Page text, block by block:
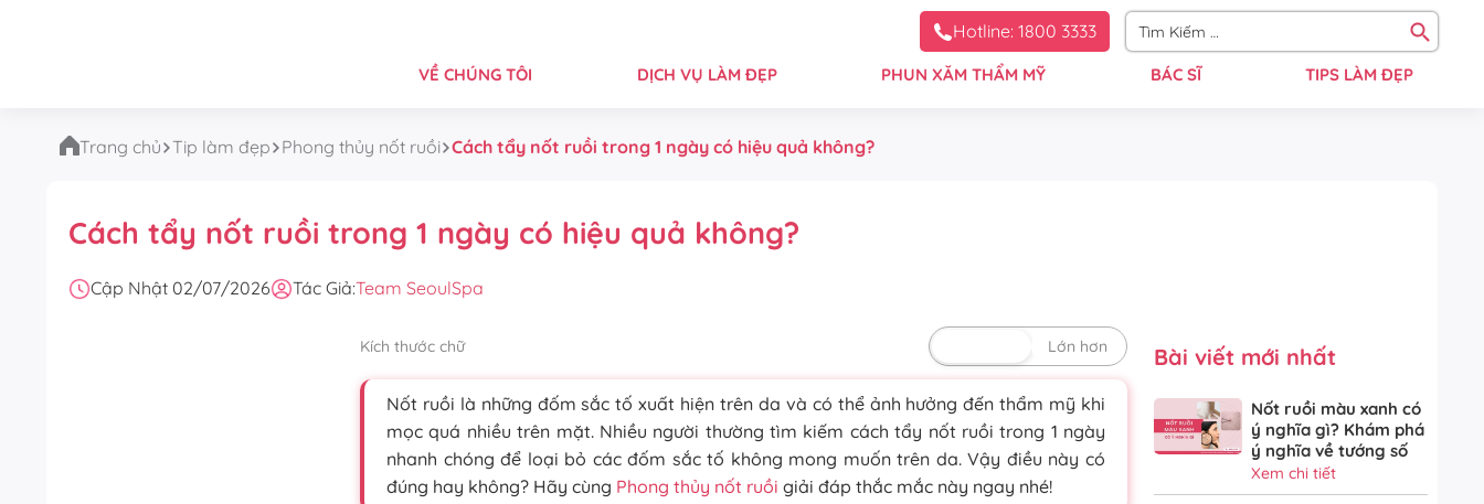
Hotline: 1800 3333
VỀ CHÚNG TÔI DỊCH VỤ LÀM ĐẸP PHUN XĂM THẨM MỸ BÁC SĨ TIPS LÀM ĐẸP
Trang chủ Tip làm đẹp Phong thủy nốt ruồi Cách tẩy nốt ruồi trong 1 ngày có hiệu quả không?
Cách tẩy nốt ruồi trong 1 ngày có hiệu quả không?
Cập Nhật 02/07/2026 Tác Giả:Team SeoulSpa
Kích thước chữ Lớn hơn
Nốt ruồi là những đốm sắc tố xuất hiện trên da và có thể ảnh hưởng đến thẩm mỹ khi
mọc quá nhiều trên mặt. Nhiều người thường tìm kiếm cách tẩy nốt ruồi trong 1 ngày
nhanh chóng để loại bỏ các đốm sắc tố không mong muốn trên da. Vậy điều này có
đúng hay không? Hãy cùng Phong thủy nốt ruồi giải đáp thắc mắc này ngay nhé!
Bài viết mới nhất
Nốt ruồi màu xanh có
ý nghĩa gì? Khám phá
ý nghĩa về tướng số
Xem chi tiết